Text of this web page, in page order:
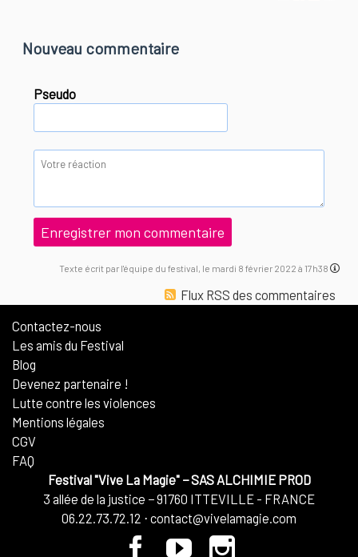
Nouveau commentaire
Pseudo
Texte écrit par l'équipe du festival, le mardi 8 février 2022 à 17h38
Flux RSS des commentaires
Contactez-nous
Les amis du Festival
Blog
Devenez partenaire !
Lutte contre les violences
Mentions légales
CGV
FAQ
Festival "Vive La Magie"−SAS ALCHIMIE PROD
3 allée de la justice −91760 ITTEVILLE - FRANCE
06.22.73.72.12 ⋅ contact@vivelamagie.com